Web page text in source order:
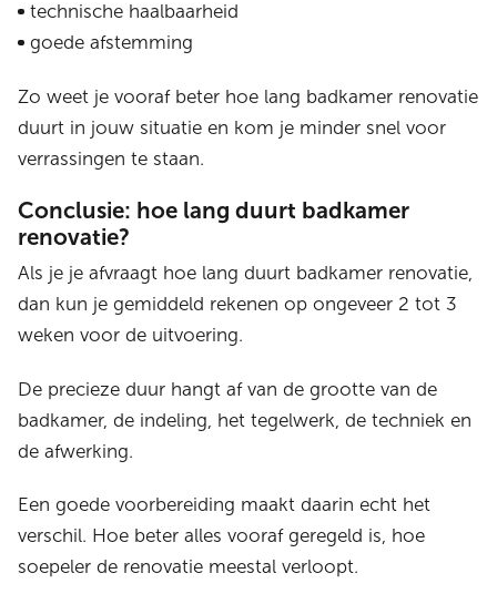
technische haalbaarheid
goede afstemming
Zo weet je vooraf beter hoe lang badkamer renovatie
duurt in jouw situatie en kom je minder snel voor
verrassingen te staan.
Conclusie: hoe lang duurt badkamer
renovatie?
Als je je afvraagt hoe lang duurt badkamer renovatie,
dan kun je gemiddeld rekenen op ongeveer 2 tot 3
weken voor de uitvoering.
De precieze duur hangt af van de grootte van de
badkamer, de indeling, het tegelwerk, de techniek en
de afwerking.
Een goede voorbereiding maakt daarin echt het
verschil. Hoe beter alles vooraf geregeld is, hoe
soepeler de renovatie meestal verloopt.